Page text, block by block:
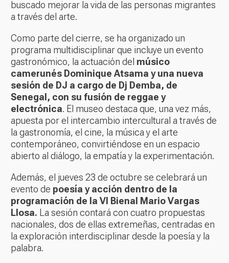
buscado mejorar la vida de las personas migrantes
a través del arte.
Como parte del cierre, se ha organizado un
programa multidisciplinar que incluye un evento
gastronómico, la actuación del músico
camerunés Dominique Atsama y una nueva
sesión de DJ a cargo de Dj Demba, de
Senegal, con su fusión de reggae y
electrónica. El museo destaca que, una vez más,
apuesta por el intercambio intercultural a través de
la gastronomía, el cine, la música y el arte
contemporáneo, convirtiéndose en un espacio
abierto al diálogo, la empatía y la experimentación.
Además, el jueves 23 de octubre se celebrará un
evento de poesía y acción dentro de la
programación de la VI Bienal Mario Vargas
Llosa. La sesión contará con cuatro propuestas
nacionales, dos de ellas extremeñas, centradas en
la exploración interdisciplinar desde la poesía y la
palabra.